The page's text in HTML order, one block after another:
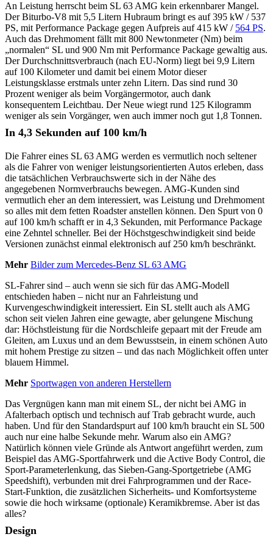
An Leistung herrscht beim SL 63 AMG kein erkennbarer Mangel.
Der Biturbo-V8 mit 5,5 Litern Hubraum bringt es auf 395 kW / 537
PS, mit Performance Package gegen Aufpreis auf 415 kW / 564 PS.
Auch das Drehmoment fällt mit 800 Newtonmeter (Nm) beim
„normalen“ SL und 900 Nm mit Performance Package gewaltig aus.
Der Durchschnittsverbrauch (nach EU-Norm) liegt bei 9,9 Litern
auf 100 Kilometer und damit bei einem Motor dieser
Leistungsklasse erstmals unter zehn Litern. Das sind rund 30
Prozent weniger als beim Vorgängermotor, auch dank
konsequentem Leichtbau. Der Neue wiegt rund 125 Kilogramm
weniger als sein Vorgänger, wen auch immer noch gut 1,8 Tonnen.
In 4,3 Sekunden auf 100 km/h
Die Fahrer eines SL 63 AMG werden es vermutlich noch seltener
als die Fahrer von weniger leistungsorientierten Autos erleben, dass
die tatsächlichen Verbrauchswerte sich in der Nähe des
angegebenen Normverbrauchs bewegen. AMG-Kunden sind
vermutlich eher an dem interessiert, was Leistung und Drehmoment
so alles mit dem fetten Roadster anstellen können. Den Spurt von 0
auf 100 km/h schafft er in 4,3 Sekunden, mit Performance Package
eine Zehntel schneller. Bei der Höchstgeschwindigkeit sind beide
Versionen zunächst einmal elektronisch auf 250 km/h beschränkt.
Mehr Bilder zum Mercedes-Benz SL 63 AMG
SL-Fahrer sind – auch wenn sie sich für das AMG-Modell
entschieden haben – nicht nur an Fahrleistung und
Kurvengeschwindigkeit interessiert. Ein SL stellt auch als AMG
schon seit vielen Jahren eine gewagte, aber gelungene Mischung
dar: Höchstleistung für die Nordschleife gepaart mit der Freude am
Gleiten, am Luxus und an dem Bewusstsein, in einem schönen Auto
mit hohem Prestige zu sitzen – und das nach Möglichkeit offen unter
blauem Himmel.
Mehr Sportwagen von anderen Herstellern
Das Vergnügen kann man mit einem SL, der nicht bei AMG in
Afalterbach optisch und technisch auf Trab gebracht wurde, auch
haben. Und für den Standardspurt auf 100 km/h braucht ein SL 500
auch nur eine halbe Sekunde mehr. Warum also ein AMG?
Natürlich können viele Gründe als Antwort angeführt werden, zum
Beispiel das AMG-Sportfahrwerk und die Active Body Control, die
Sport-Parameterlenkung, das Sieben-Gang-Sportgetriebe (AMG
Speedshift), verbunden mit drei Fahrprogrammen und der Race-
Start-Funktion, die zusätzlichen Sicherheits- und Komfortsysteme
sowie die hoch wirksame (optionale) Keramikbremse. Aber ist das
alles?
Design